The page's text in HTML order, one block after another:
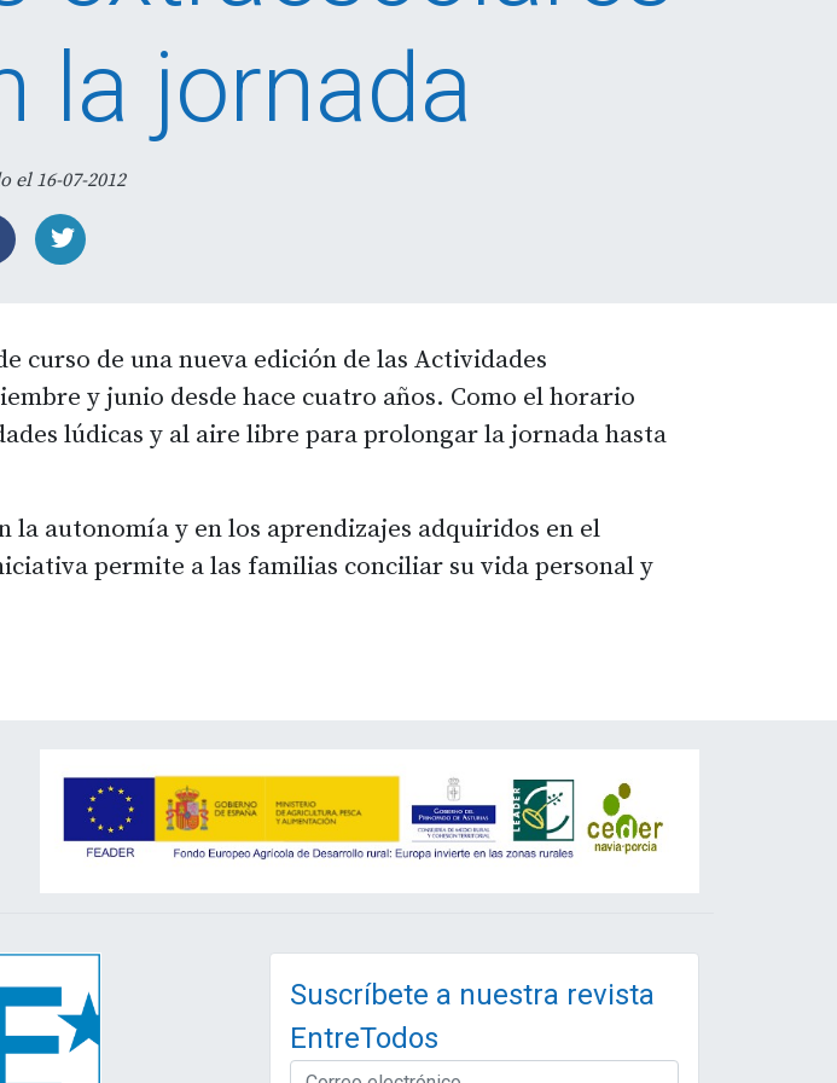
la jornada
el 16-07-2012
curso de una nueva edición de las Actividades
y junio desde hace cuatro años. Como el horario
lúdicas y al aire libre para prolongar la jornada hasta
la autonomía y en los aprendizajes adquiridos en el
permite a las familias conciliar su vida personal y
Suscríbete a nuestra revista
EntreTodos
EMAIL